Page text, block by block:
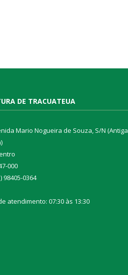
DE TRACUATEUA
Mario Nogueira de Souza, S/N (Antiga
000
98405-0364
atendimento: 07:30 às 13:30